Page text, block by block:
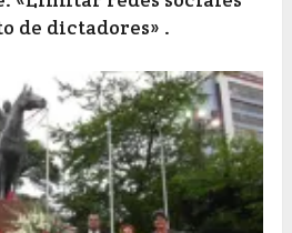
de dictadores» .